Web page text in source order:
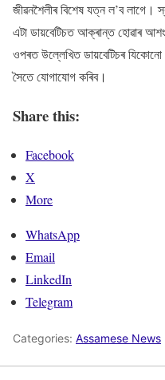
জীৱনশৈলীৰ বিশেষ যত্ন ল’ব লাগে।
এটা ডায়বেটিচত আক্ৰান্ত হোৱাৰ
ওপৰত উল্লেখিত ডায়বেটিচৰ যিকোনো
সৈতে যোগাযোগ কৰিব।
Share this:
Facebook
X
More
WhatsApp
Email
LinkedIn
Telegram
Categories: Assamese News